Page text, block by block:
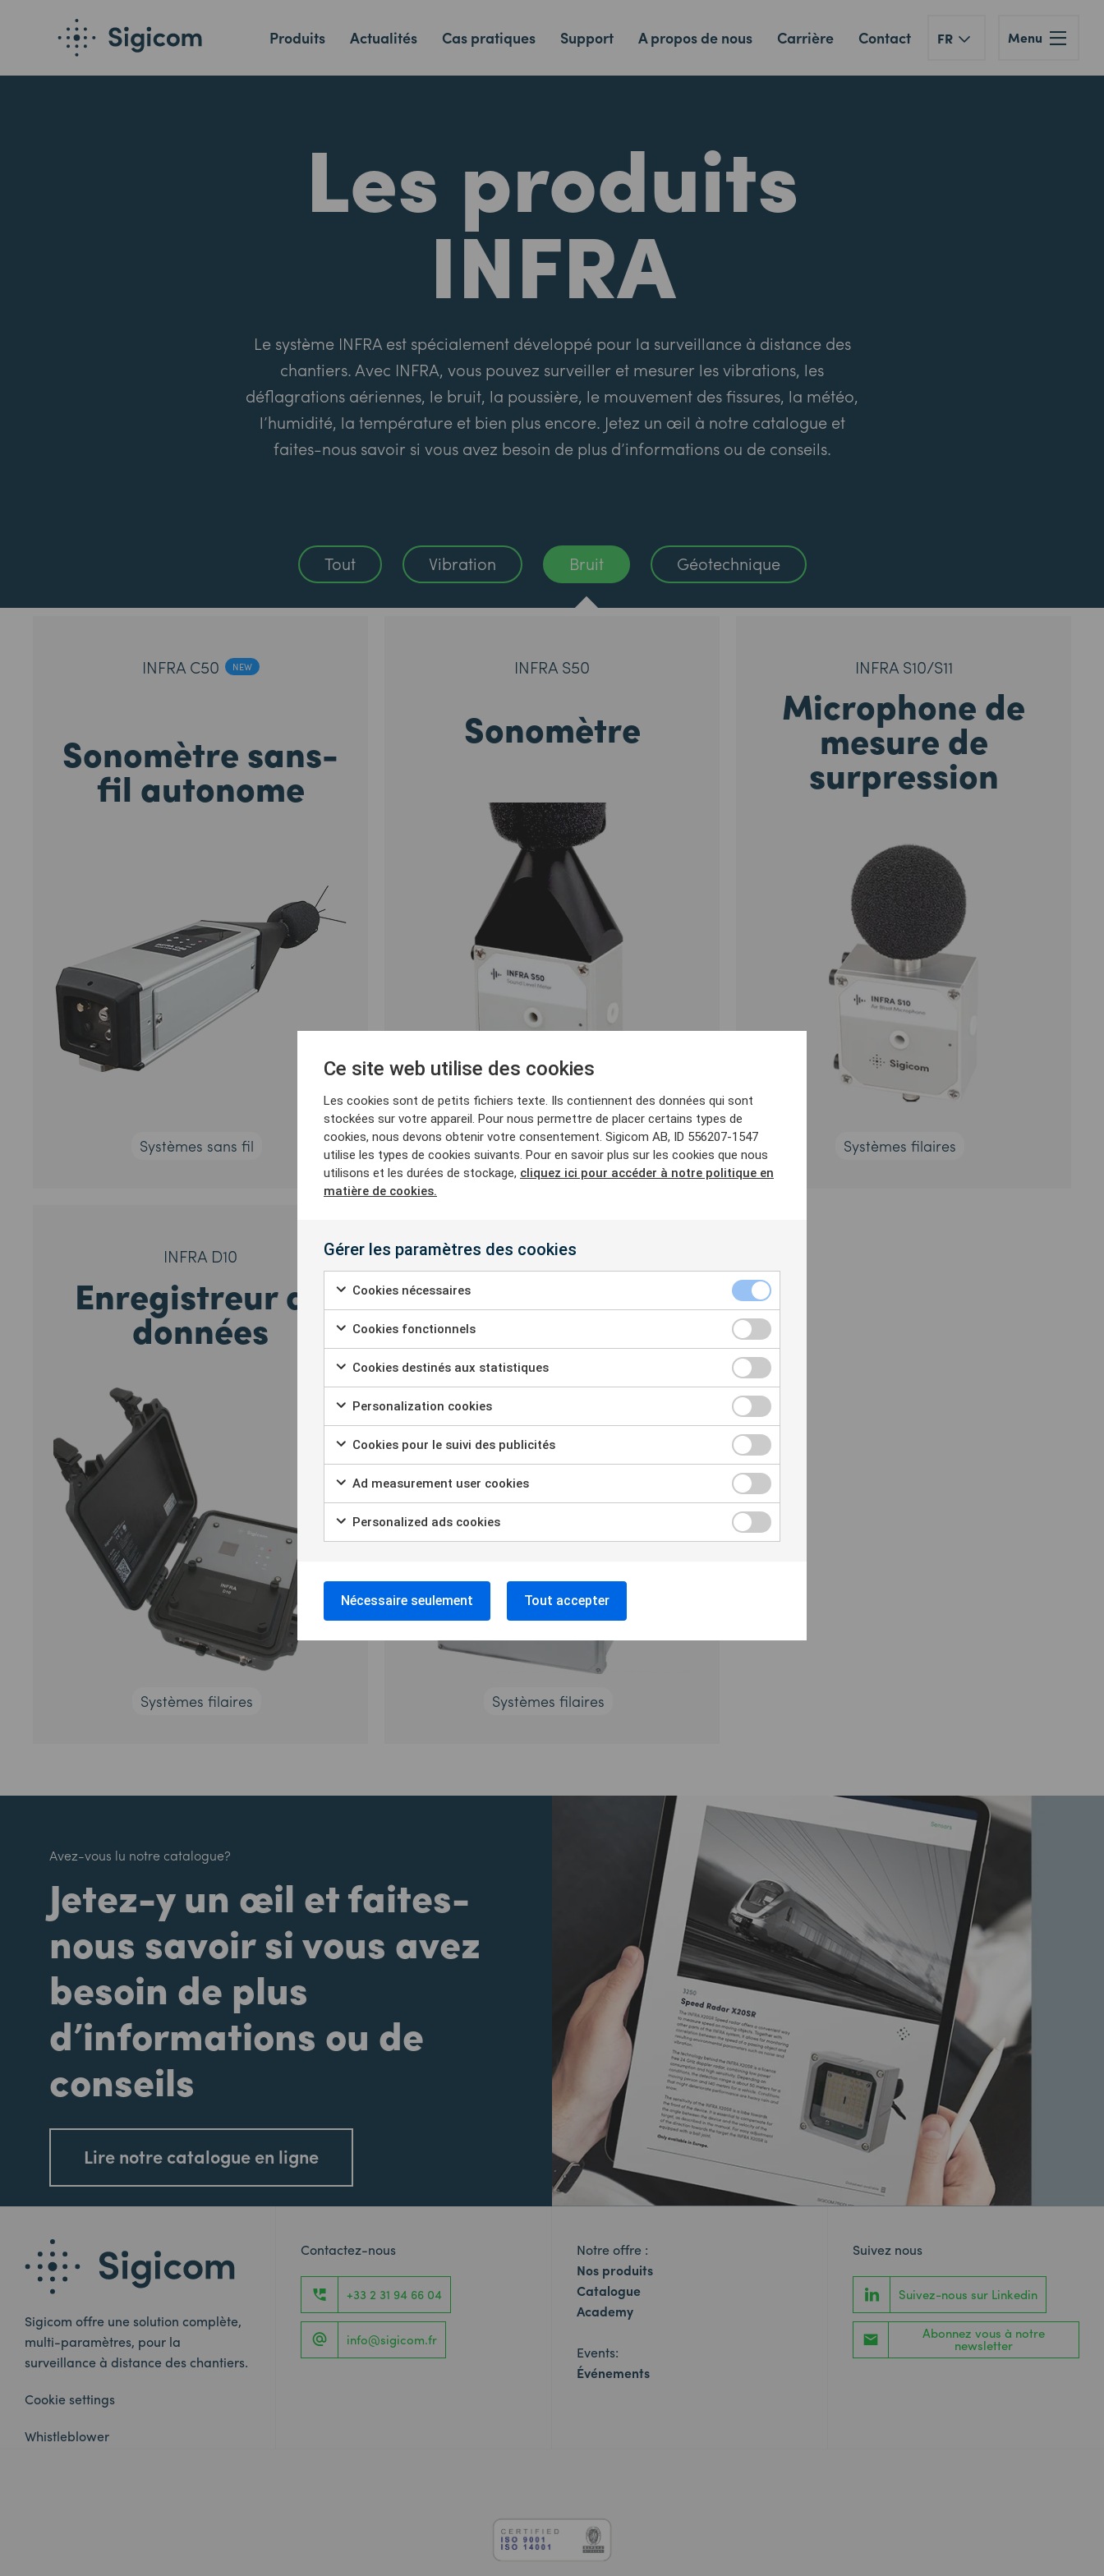
Produits Actualités Cas pratiques Support A propos de nous Carrière Contact FR Menu
Les produits
INFRA
Le système INFRA est spécialement développé pour la surveillance à distance des
chantiers. Avec INFRA, vous pouvez surveiller et mesurer les vibrations, les
déflagrations aériennes, le bruit, la poussière, le mouvement des fissures, la météo,
l’humidité, la température et bien plus encore. Jetez un œil à notre catalogue et
faites-nous savoir si vous avez besoin de plus d’informations ou de conseils.
Tout Vibration Bruit Géotechnique
INFRA C50 NEW
Sonomètre sans-
fil autonome
Systèmes sans fil
INFRA S50
Sonomètre
Systèmes filaires
INFRA S10/S11
Microphone de
mesure de
surpression
Systèmes filaires
INFRA D10
Enregistreur de
données
Systèmes filaires
INFRA D10 Micro
Enregistreur de
Systèmes filaires
Avez-vous lu notre catalogue?
Jetez-y un œil et faites-
nous savoir si vous avez
besoin de plus
d’informations ou de
conseils
Lire notre catalogue en ligne
Sigicom offre une solution complète,
multi-paramètres, pour la
surveillance à distance des chantiers.
Cookie settings
Whistleblower
Contactez-nous
+33 2 31 94 66 04
info@sigicom.fr
Notre offre :
Nos produits
Catalogue
Academy
Events:
Événements
Suivez nous
Suivez-nous sur Linkedin
Abonnez vous à notre
newsletter
Ce site web utilise des cookies
Les cookies sont de petits fichiers texte. Ils contiennent des données qui sont
stockées sur votre appareil. Pour nous permettre de placer certains types de
cookies, nous devons obtenir votre consentement. Sigicom AB, ID 556207-1547
utilise les types de cookies suivants. Pour en savoir plus sur les cookies que nous
utilisons et les durées de stockage, cliquez ici pour accéder à notre politique en
matière de cookies.
Gérer les paramètres des cookies
Cookies nécessaires
Cookies fonctionnels
Cookies destinés aux statistiques
Personalization cookies
Cookies pour le suivi des publicités
Ad measurement user cookies
Personalized ads cookies
Nécessaire seulement Tout accepter